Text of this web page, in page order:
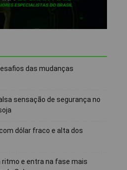
das mudanças
sensação de segurança no
dólar fraco e alta dos
ritmo e entra na fase mais